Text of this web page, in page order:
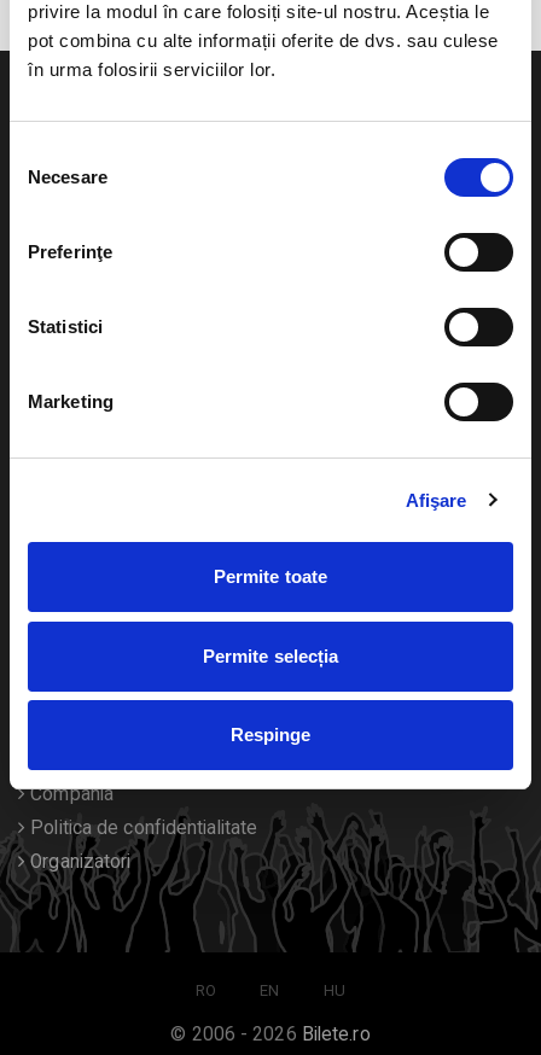
privire la modul în care folosiți site-ul nostru. Aceștia le
pot combina cu alte informații oferite de dvs. sau culese
în urma folosirii serviciilor lor.
consimțământului
Necesare
Preferinţe
Statistici
Marketing
Afişare
Permite toate
Permite selecția
Respinge
Evenimente
Teatru
festivaluri
Diverse
Despre noi
Contact
Compania
Politica de confidentialitate
Organizatori
RO EN HU
© 2006 - 2026 Bilete.ro